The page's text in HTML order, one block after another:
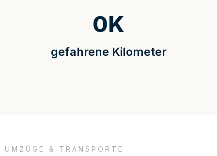
gefahrene Kilometer
0K
UMZÜGE & TRANSPORTE